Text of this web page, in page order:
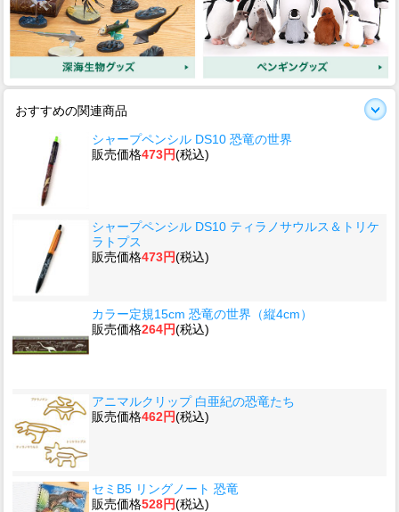
おすすめの関連商品
シャープペンシル DS10 恐竜の世界
販売価格473円(税込)
シャープペンシル DS10 ティラノサウルス＆トリケ
ラトプス
販売価格473円(税込)
カラー定規15cm 恐竜の世界（縦4cm）
販売価格264円(税込)
アニマルクリップ 白亜紀の恐竜たち
販売価格462円(税込)
セミB5 リングノート 恐竜
販売価格528円(税込)